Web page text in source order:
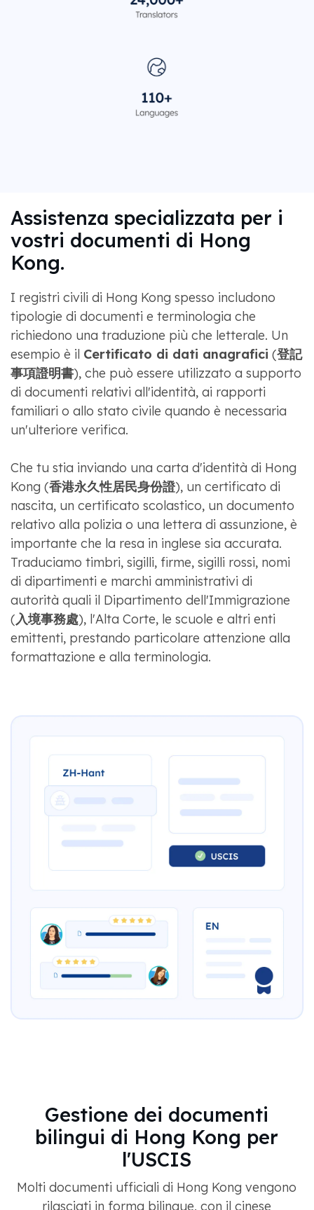
Assistenza specializzata per i
vostri documenti di Hong
Kong.
I registri civili di Hong Kong spesso includono
tipologie di documenti e terminologia che
richiedono una traduzione più che letterale. Un
esempio è il Certificato di dati anagrafici (登記
事項證明書), che può essere utilizzato a supporto
di documenti relativi all'identità, ai rapporti
familiari o allo stato civile quando è necessaria
un'ulteriore verifica.
Che tu stia inviando una carta d'identità di Hong
Kong (香港永久性居民身份證), un certificato di
nascita, un certificato scolastico, un documento
relativo alla polizia o una lettera di assunzione, è
importante che la resa in inglese sia accurata.
Traduciamo timbri, sigilli, firme, sigilli rossi, nomi
di dipartimenti e marchi amministrativi di
autorità quali il Dipartimento dell'Immigrazione
(入境事務處), l'Alta Corte, le scuole e altri enti
emittenti, prestando particolare attenzione alla
formattazione e alla terminologia.
Gestione dei documenti
bilingui di Hong Kong per
l'USCIS
Molti documenti ufficiali di Hong Kong vengono
rilasciati in forma bilingue, con il cinese